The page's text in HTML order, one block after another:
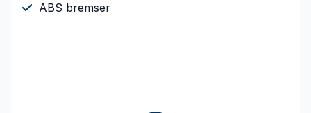
ABS bremser